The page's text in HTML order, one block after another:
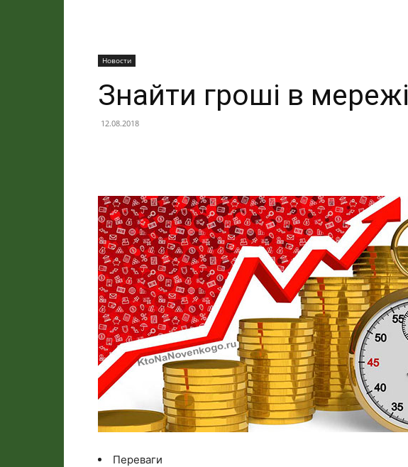
Новости
Знайти гроші в мережі
12.08.2018
Переваги